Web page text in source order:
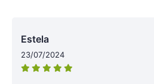
Estela
23/07/2024